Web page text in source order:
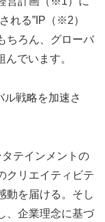
れる”IP（※2）
ちろん、グローバ
でいます。
戦略を加速さ
テインメントの
クリエイティビテ
動を届ける。そし
、企業理念に基づ